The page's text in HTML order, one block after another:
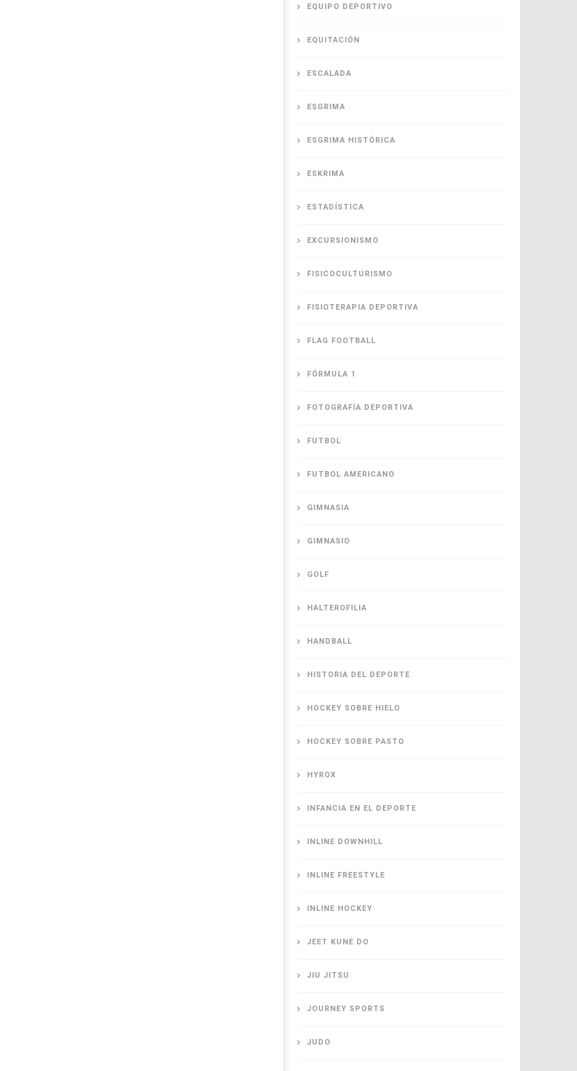
EQUIPO DEPORTIVO
EQUITACIÓN
ESCALADA
ESGRIMA
ESGRIMA HISTÓRICA
ESKRIMA
ESTADÍSTICA
EXCURSIONISMO
FISICOCULTURISMO
FISIOTERAPIA DEPORTIVA
FLAG FOOTBALL
FÓRMULA 1
FOTOGRAFÍA DEPORTIVA
FUTBOL
FUTBOL AMERICANO
GIMNASIA
GIMNASIO
GOLF
HALTEROFILIA
HANDBALL
HISTORIA DEL DEPORTE
HOCKEY SOBRE HIELO
HOCKEY SOBRE PASTO
HYROX
INFANCIA EN EL DEPORTE
INLINE DOWNHILL
INLINE FREESTYLE
INLINE HOCKEY
JEET KUNE DO
JIU JITSU
JOURNEY SPORTS
JUDO